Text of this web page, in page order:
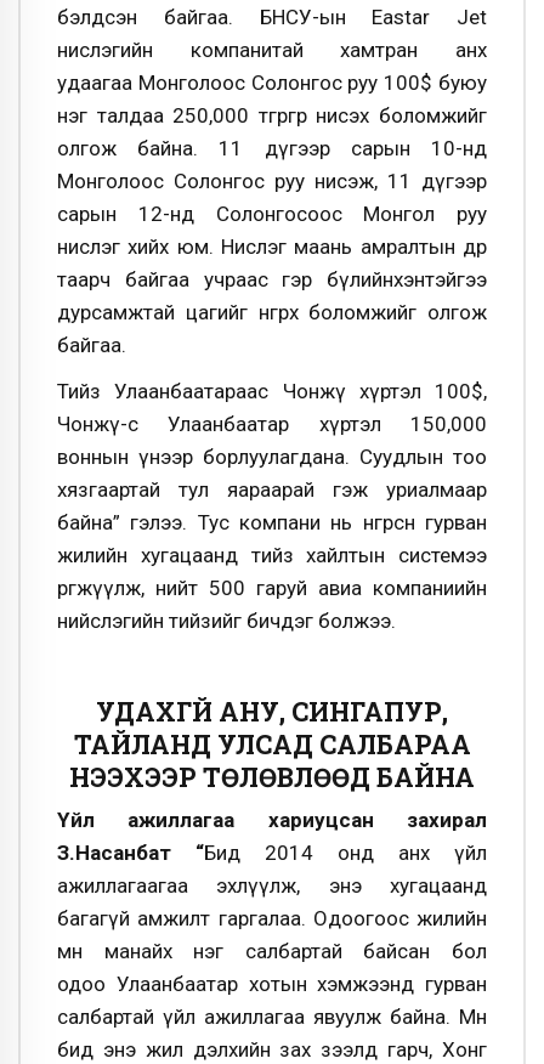
бэлдсэн байгаа. БНСУ-ын Eastar Jet
нислэгийн компанитай хамтран анх
удаагаа Монголоос Солонгос руу 100$ буюу
нэг талдаа 250,000 төгрөгөөр нисэх боломжийг
олгож байна. 11 дүгээр сарын 10-нд
Монголоос Солонгос руу нисэж, 11 дүгээр
сарын 12-нд Солонгосоос Монгол руу
нислэг хийх юм. Нислэг маань амралтын өдөр
таарч байгаа учраас гэр бүлийнхэнтэйгээ
дурсамжтай цагийг өнгөрөөх боломжийг олгож
байгаа.
Тийз Улаанбаатараас Чонжү хүртэл 100$,
Чонжү-с Улаанбаатар хүртэл 150,000
воннын үнээр борлуулагдана. Суудлын тоо
хязгаартай тул яараарай гэж уриалмаар
байна” гэлээ. Тус компани нь өнгөрсөн гурван
жилийн хугацаанд тийз хайлтын системээ
өргөжүүлж, нийт 500 гаруй авиа компаниийн
нийслэгийн тийзийг бичдэг болжээ.
УДАХГҮЙ АНУ, СИНГАПУР,
ТАЙЛАНД УЛСАД САЛБАРАА
НЭЭХЭЭР ТӨЛӨВЛӨӨД БАЙНА
Үйл ажиллагаа хариуцсан захирал
З.Насанбат “Бид 2014 онд анх үйл
ажиллагаагаа эхлүүлж, энэ хугацаанд
багагүй амжилт гаргалаа. Одоогоос жилийн
өмнө манайх нэг салбартай байсан бол
одоо Улаанбаатар хотын хэмжээнд гурван
салбартай үйл ажиллагаа явуулж байна. Мөн
бид энэ жил дэлхийн зах зээлд гарч, Хонг